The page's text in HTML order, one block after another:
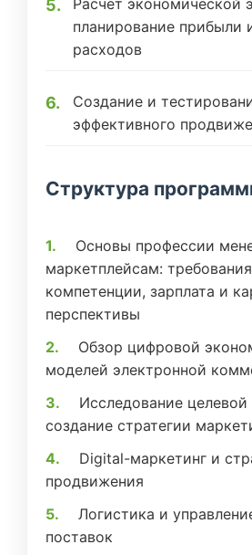
Расчет экономической
планирование прибыли
расходов
Создание и
эффективного
Структура
Основы профессии
маркетплейсам:
компетенции, зарплата и
перспективы
Обзор цифровой
моделей электронной
Исследование
создание стратегии
Digital-маркетинг и
продвижения
Логистика и
поставок